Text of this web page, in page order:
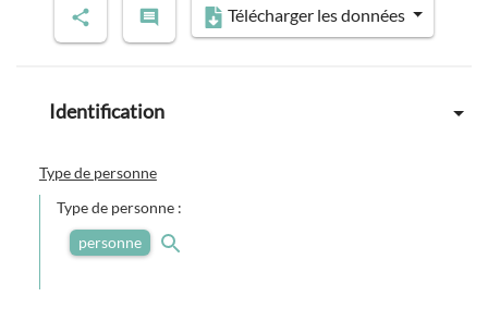
Télécharger les données
Identification
Type de personne
Type de personne :
personne